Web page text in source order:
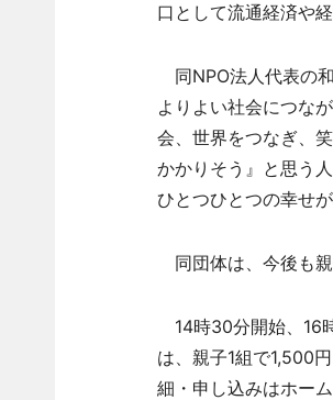
口として流通経済や
同NPO法人代表の
よりよい社会につな
会、世界をつなぎ、
かかりそう』と思う
ひとつひとつの幸せ
同団体は、今後も親
14時30分開始、16
は、親子1組で1,500
細・申し込みはホーム